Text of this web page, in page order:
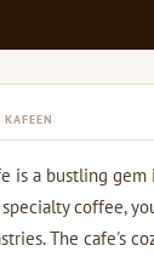
is a bustling
coffee,
The cafe's